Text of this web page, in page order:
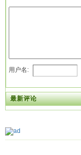
用户名:
最新评论